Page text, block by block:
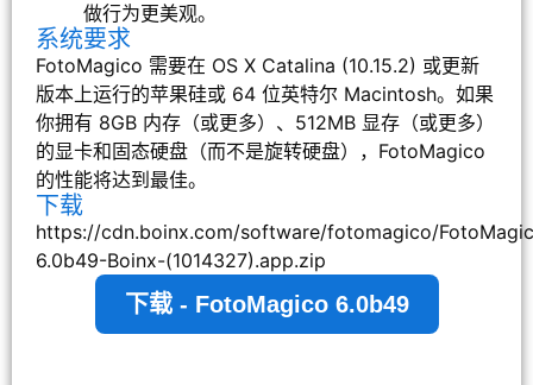
做行为更美观。
系统要求
FotoMagico 需要在 OS X Catalina (10.15.2) 或更新
版本上运行的苹果硅或 64 位英特尔 Macintosh。如果
你拥有 8GB 内存（或更多）、512MB 显存（或更多）
的显卡和固态硬盘（而不是旋转硬盘），FotoMagico
的性能将达到最佳。
下载
https://cdn.boinx.com/software/fotomagico/
6.0b49-Boinx-(1014327).app.zip
下载 - FotoMagico 6.0b49